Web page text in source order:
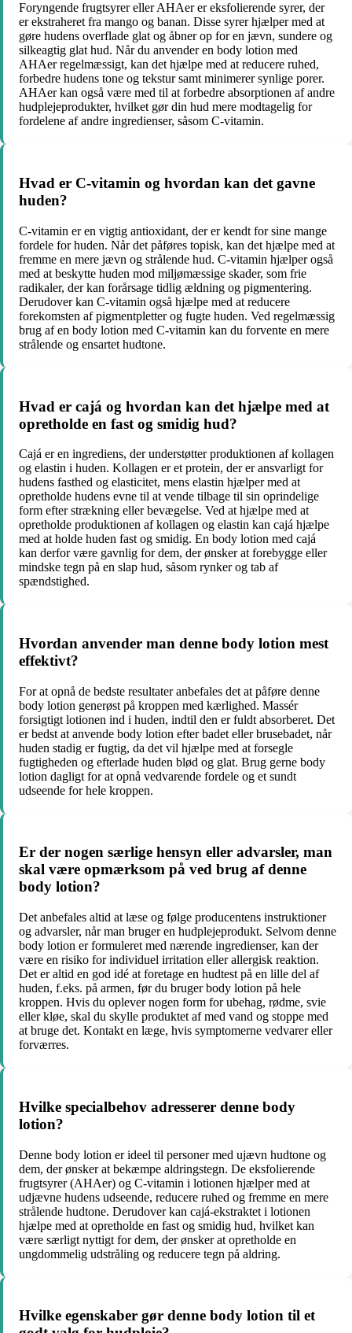
Foryngende frugtsyrer eller AHAer er eksfolierende syrer, der
er ekstraheret fra mango og banan. Disse syrer hjælper med at
gøre hudens overflade glat og åbner op for en jævn, sundere og
silkeagtig glat hud. Når du anvender en body lotion med
AHAer regelmæssigt, kan det hjælpe med at reducere ruhed,
forbedre hudens tone og tekstur samt minimerer synlige porer.
AHAer kan også være med til at forbedre absorptionen af andre
hudplejeprodukter, hvilket gør din hud mere modtagelig for
fordelene af andre ingredienser, såsom C-vitamin.
Hvad er C-vitamin og hvordan kan det gavne
huden?
C-vitamin er en vigtig antioxidant, der er kendt for sine mange
fordele for huden. Når det påføres topisk, kan det hjælpe med at
fremme en mere jævn og strålende hud. C-vitamin hjælper også
med at beskytte huden mod miljømæssige skader, som frie
radikaler, der kan forårsage tidlig ældning og pigmentering.
Derudover kan C-vitamin også hjælpe med at reducere
forekomsten af pigmentpletter og fugte huden. Ved regelmæssig
brug af en body lotion med C-vitamin kan du forvente en mere
strålende og ensartet hudtone.
Hvad er cajá og hvordan kan det hjælpe med at
opretholde en fast og smidig hud?
Cajá er en ingrediens, der understøtter produktionen af kollagen
og elastin i huden. Kollagen er et protein, der er ansvarligt for
hudens fasthed og elasticitet, mens elastin hjælper med at
opretholde hudens evne til at vende tilbage til sin oprindelige
form efter strækning eller bevægelse. Ved at hjælpe med at
opretholde produktionen af kollagen og elastin kan cajá hjælpe
med at holde huden fast og smidig. En body lotion med cajá
kan derfor være gavnlig for dem, der ønsker at forebygge eller
mindske tegn på en slap hud, såsom rynker og tab af
spændstighed.
Hvordan anvender man denne body lotion mest
effektivt?
For at opnå de bedste resultater anbefales det at påføre denne
body lotion generøst på kroppen med kærlighed. Massér
forsigtigt lotionen ind i huden, indtil den er fuldt absorberet. Det
er bedst at anvende body lotion efter badet eller brusebadet, når
huden stadig er fugtig, da det vil hjælpe med at forsegle
fugtigheden og efterlade huden blød og glat. Brug gerne body
lotion dagligt for at opnå vedvarende fordele og et sundt
udseende for hele kroppen.
Er der nogen særlige hensyn eller advarsler, man
skal være opmærksom på ved brug af denne
body lotion?
Det anbefales altid at læse og følge producentens instruktioner
og advarsler, når man bruger en hudplejeprodukt. Selvom denne
body lotion er formuleret med nærende ingredienser, kan der
være en risiko for individuel irritation eller allergisk reaktion.
Det er altid en god idé at foretage en hudtest på en lille del af
huden, f.eks. på armen, før du bruger body lotion på hele
kroppen. Hvis du oplever nogen form for ubehag, rødme, svie
eller kløe, skal du skylle produktet af med vand og stoppe med
at bruge det. Kontakt en læge, hvis symptomerne vedvarer eller
forværres.
Hvilke specialbehov adresserer denne body
lotion?
Denne body lotion er ideel til personer med ujævn hudtone og
dem, der ønsker at bekæmpe aldringstegn. De eksfolierende
frugtsyrer (AHAer) og C-vitamin i lotionen hjælper med at
udjævne hudens udseende, reducere ruhed og fremme en mere
strålende hudtone. Derudover kan cajá-ekstraktet i lotionen
hjælpe med at opretholde en fast og smidig hud, hvilket kan
være særligt nyttigt for dem, der ønsker at opretholde en
ungdommelig udstråling og reducere tegn på aldring.
Hvilke egenskaber gør denne body lotion til et